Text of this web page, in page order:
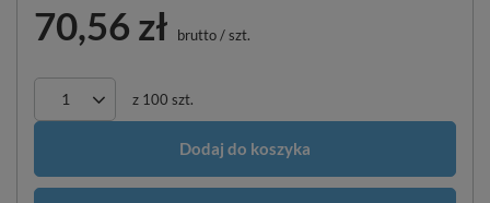
70,56 zł brutto/szt.
z 100 szt.
Dodaj do koszyka